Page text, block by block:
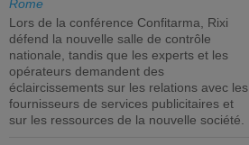
Rome
Lors de la conférence Confitarma, Rixi
défend la nouvelle salle de contrôle
nationale, tandis que les experts et les
opérateurs demandent des
éclaircissements sur les relations avec les
fournisseurs de services publicitaires et
sur les ressources de la nouvelle société.